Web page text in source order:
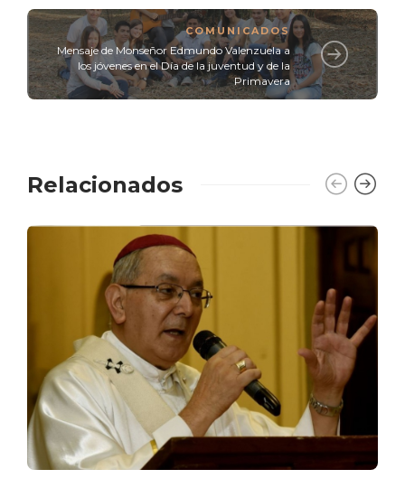
COMUNICADOS
Mensaje de Monseñor Edmundo Valenzuela a
los jóvenes en el Día de la juventud y de la
Primavera
Relacionados